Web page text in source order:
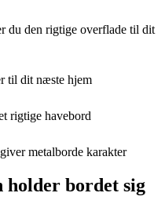
du den rigtige overflade til dit
til dit næste hjem
rigtige havebord
metalborde karakter
holder bordet sig